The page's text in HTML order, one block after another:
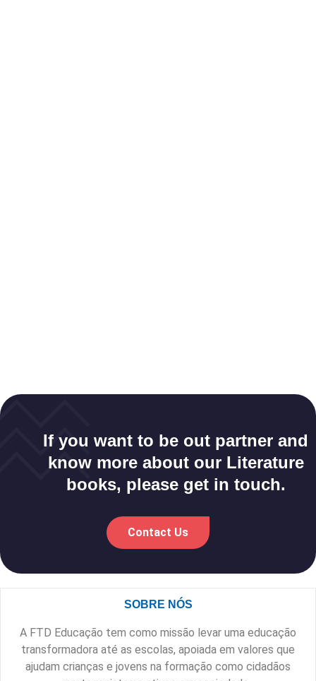
If you want to be out partner and
know more about our Literature
books, please get in touch.
Contact Us
SOBRE NÓS
A FTD Educação tem como missão levar uma educação
transformadora até as escolas, apoiada em valores que
ajudam crianças e jovens na formação como cidadãos